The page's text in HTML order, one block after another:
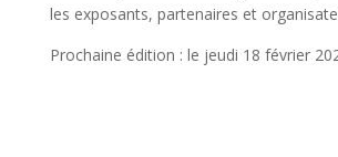
les exposants, partenaires et
Prochaine édition : le jeudi 18 février